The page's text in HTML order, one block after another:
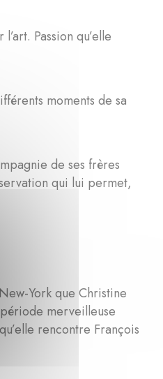
Passion qu’elle
moments de sa
de ses frères
qui lui permet,
York que Christine
période merveilleuse
rencontre François